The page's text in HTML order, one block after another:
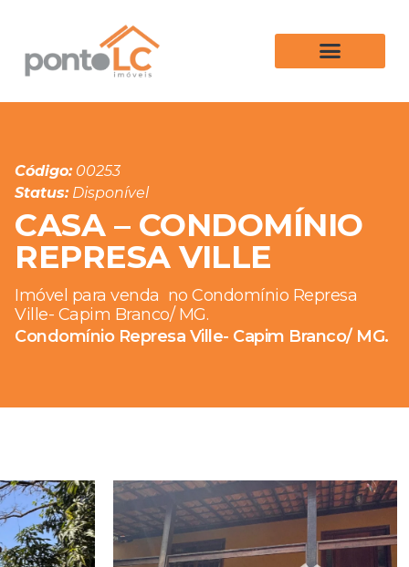
Código:00253
Status:Disponível
CASA – CONDOMÍNIO
REPRESA VILLE
Imóvel para venda no Condomínio Represa
Ville- Capim Branco/ MG.
Condomínio Represa Ville- Capim Branco/ MG.